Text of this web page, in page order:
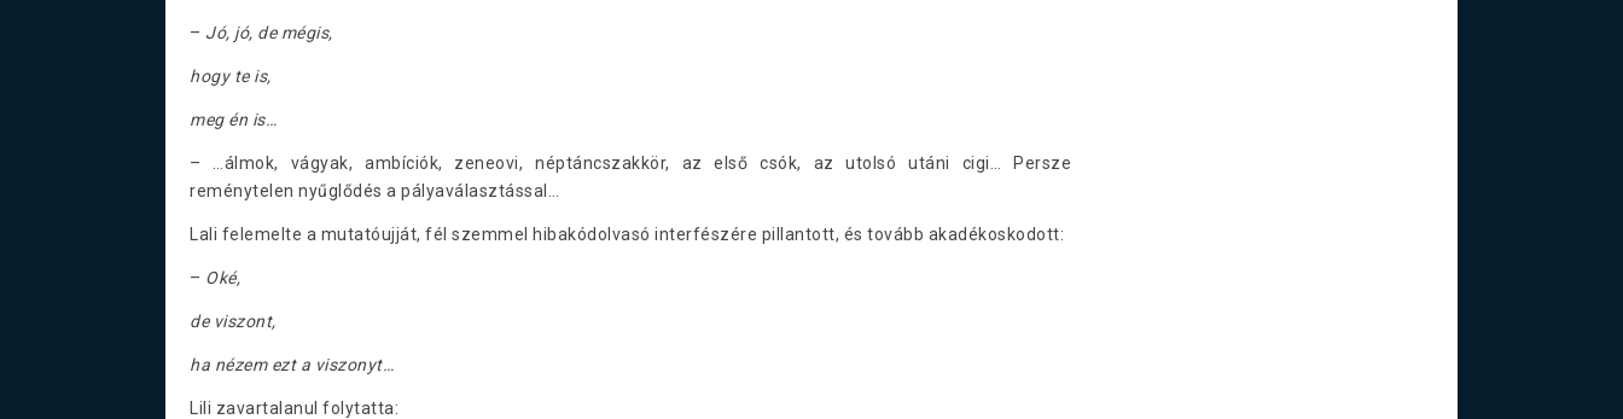
– Jó, jó, de mégis,
hogy te is,
meg én is…
– …álmok, vágyak, ambíciók, zeneovi, néptáncszakkör, az első csók, az utolsó utáni cigi… Persze
reménytelen nyűglődés a pályaválasztással…
Lali felemelte a mutatóujját, fél szemmel hibakódolvasó interfészére pillantott, és tovább akadékoskodott:
– Oké,
de viszont,
ha nézem ezt a viszonyt…
Lili zavartalanul folytatta: